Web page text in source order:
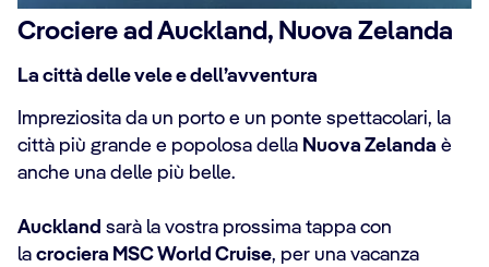
Crociere ad Auckland, Nuova Zelanda
La città delle vele e dell’avventura
Impreziosita da un porto e un ponte spettacolari, la
città più grande e popolosa della Nuova Zelanda è
anche una delle più belle.
Auckland sarà la vostra prossima tappa con
la crociera MSC World Cruise, per una vacanza